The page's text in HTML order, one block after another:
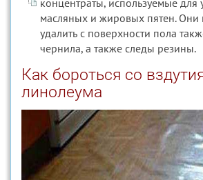
концентраты, используемые для
масляных и жировых пятен. Они
удалить с поверхности пола
чернила, а также следы резины.
Как бороться со
линолеума